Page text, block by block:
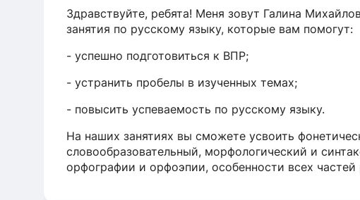
Здравствуйте, ребята! Меня зовут Галина
занятия по русскому языку, которые вам помогут:
- успешно подготовиться к ВПР;
- устранить пробелы в изученных темах;
- повысить успеваемость по русскому языку.
На наших занятиях вы сможете усвоить
словообразовательный, морфологический и
орфографии и орфоэпии, особенности всех частей